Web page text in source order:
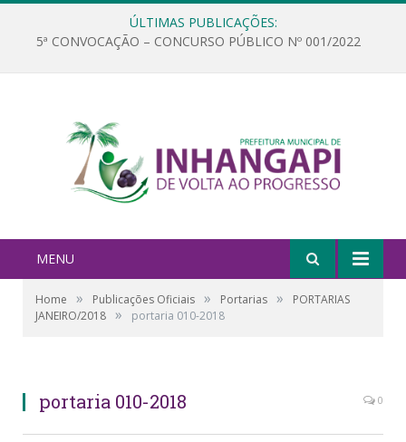
ÚLTIMAS PUBLICAÇÕES:
5ª CONVOCAÇÃO – CONCURSO PÚBLICO Nº 001/2022
MENU
Home » Publicações Oficiais » Portarias »
PORTARIAS
JANEIRO/2018 » portaria 010-2018
portaria 010-2018 0